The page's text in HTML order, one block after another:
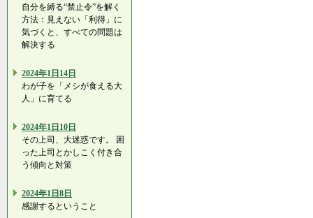
自分を縛る“禁止令”を解く
方法：見えない「利得」に
気づくと、すべての問題は
解決する
2024年1日14日
わが子を「メシが食える大
人」に育てる
2024年1日10日
その上司、大迷惑です。 困
った上司とかしこく付き合
う傾向と対策
2024年1日8日
感謝するということ